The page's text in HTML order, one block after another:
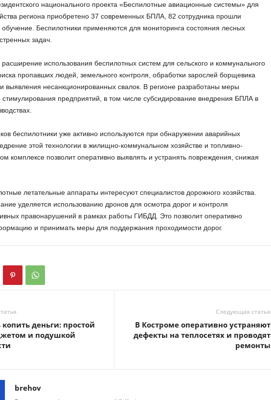
национального проекта «Беспилотные авиационные системы» для
региона приобретено 37 современных БПЛА, 82 сотрудника прошли
Беспилотники применяются для мониторинга состояния лесных
задач.
использования беспилотных систем для сельского и коммунального
пропавших людей, земельного контроля, обработки зарослей борщевика
выявления несанкционированных свалок. В регионе разработаны меры
предприятий, в том числе субсидирование внедрения БПЛА в
беспилотники уже активно используются при обнаружении аварийных
этой технологии в жилищно-коммунальном хозяйстве и топливно-
комплексе позволит оперативно выявлять и устранять повреждения, снижая
летательные аппараты интересуют специалистов дорожного хозяйства.
уделяется использованию дронов для осмотра дорог и контроля
правонарушений в рамках работы ГИБДД. Это позволит оперативно
и принимать меры для поддержания проходимости дорог.
копить деньги: простой
и подушкой
Следующая статья
В Костроме оперативно устраняют
дефекты на теплосетях и проводят
ремонты
brehov